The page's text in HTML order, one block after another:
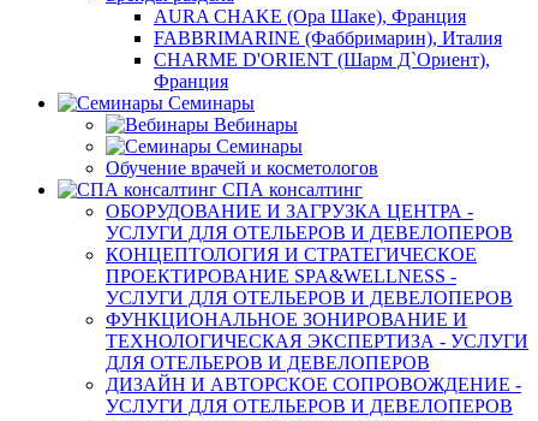
AURA CHAKE (Ора Шаке), Франция
FABBRIMARINE (Фаббримарин), Италия
CHARME D'ORIENT (Шарм Д`Ориент),
Франция
Семинары
Вебинары
Семинары
Обучение врачей и косметологов
СПА консалтинг
ОБОРУДОВАНИЕ И ЗАГРУЗКА ЦЕНТРА -
УСЛУГИ ДЛЯ ОТЕЛЬЕРОВ И ДЕВЕЛОПЕРОВ
КОНЦЕПТОЛОГИЯ И СТРАТЕГИЧЕСКОЕ
ПРОЕКТИРОВАНИЕ SPA&WELLNESS -
УСЛУГИ ДЛЯ ОТЕЛЬЕРОВ И ДЕВЕЛОПЕРОВ
ФУНКЦИОНАЛЬНОЕ ЗОНИРОВАНИЕ И
ТЕХНОЛОГИЧЕСКАЯ ЭКСПЕРТИЗА - УСЛУГИ
ДЛЯ ОТЕЛЬЕРОВ И ДЕВЕЛОПЕРОВ
ДИЗАЙН И АВТОРСКОЕ СОПРОВОЖДЕНИЕ -
УСЛУГИ ДЛЯ ОТЕЛЬЕРОВ И ДЕВЕЛОПЕРОВ